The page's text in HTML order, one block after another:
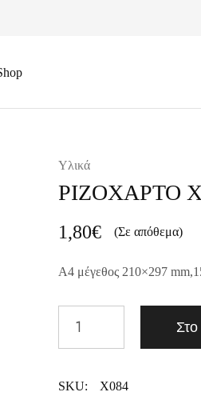
Υλικά
ΡΙΖΟΧΑΡΤΟ
1,80€ (Σε απόθεμα)
A4 μέγεθος 210×297
SKU:
X084